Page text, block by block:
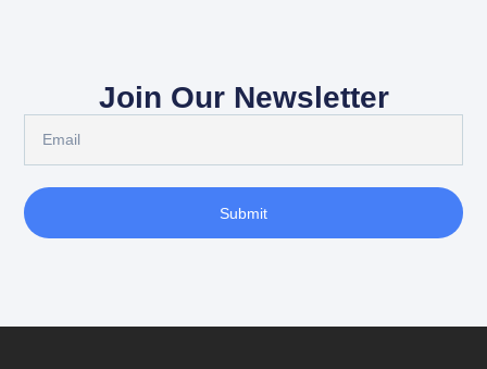
Join Our Newsletter
Submit